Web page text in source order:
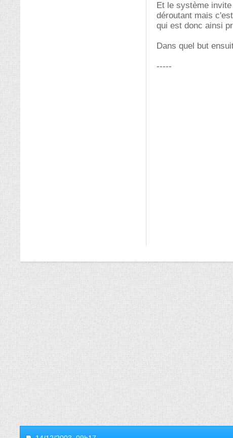
Et le système
déroutant mais
qui est donc ainsi
Dans quel but
-----